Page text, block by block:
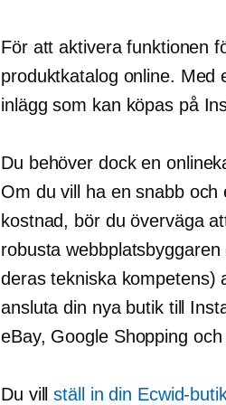
För att aktivera funktionen
produktkatalog online. Med
inlägg som kan köpas på
Du behöver dock en
Om du vill ha en snabb
kostnad, bör du överväga
robusta
deras tekniska kompetens)
ansluta din nya butik till
eBay, Google Shopping
Du villställ in din Ecwid-